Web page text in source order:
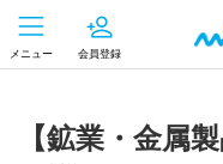
メニュー 会員登録
【鉱業・金属